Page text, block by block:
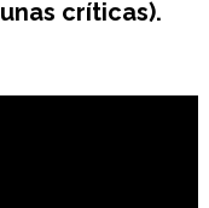
críticas).